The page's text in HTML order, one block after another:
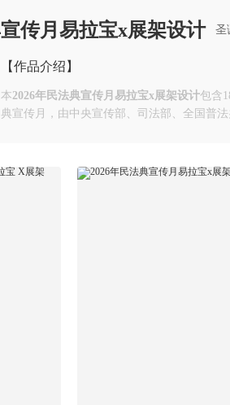
传月易拉宝x展架设计 圣
【作品介绍】
本2026年民法典宣传月易拉宝x展架设计包含
典宣传月，由中央宣传部、司法部、全国普